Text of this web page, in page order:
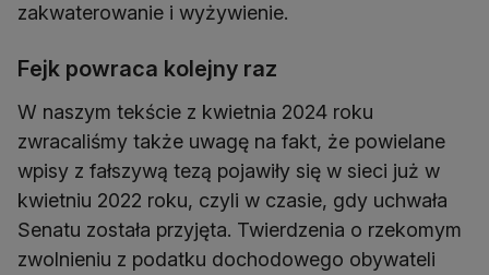
zakwaterowanie i wyżywienie.
Fejk powraca kolejny raz
W naszym tekście z kwietnia 2024 roku
zwracaliśmy także uwagę na fakt, że powielane
wpisy z fałszywą tezą pojawiły się w sieci już w
kwietniu 2022 roku, czyli w czasie, gdy uchwała
Senatu została przyjęta. Twierdzenia o rzekomym
zwolnieniu z podatku dochodowego obywateli